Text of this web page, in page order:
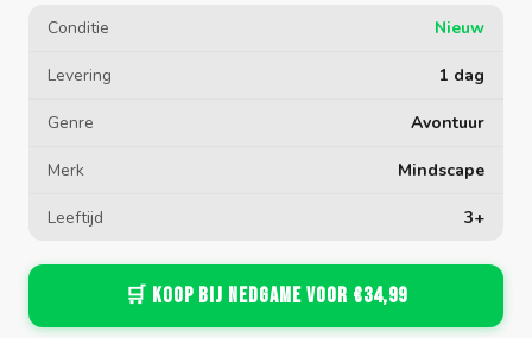
Conditie Nieuw
Levering 1 dag
Genre Avontuur
Merk Mindscape
Leeftijd 3+
🛒 Koop bij Nedgame voor €34,99